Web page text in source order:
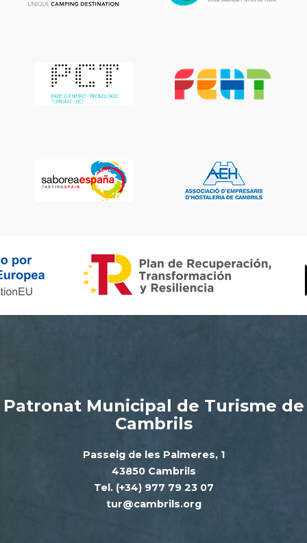
Patronat Municipal de Turisme de
Cambrils
Passeig de les Palmeres, 1
43850 Cambrils
Tel. (+34) 977 79 23 07
tur@cambrils.org